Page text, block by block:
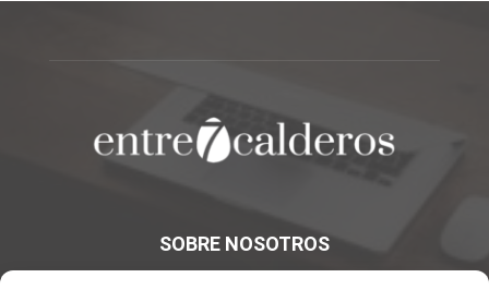
SOBRE NOSOTROS